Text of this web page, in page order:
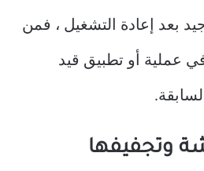
بعد إعادة التشغيل ، فمن
عملية أو تطبيق قيد